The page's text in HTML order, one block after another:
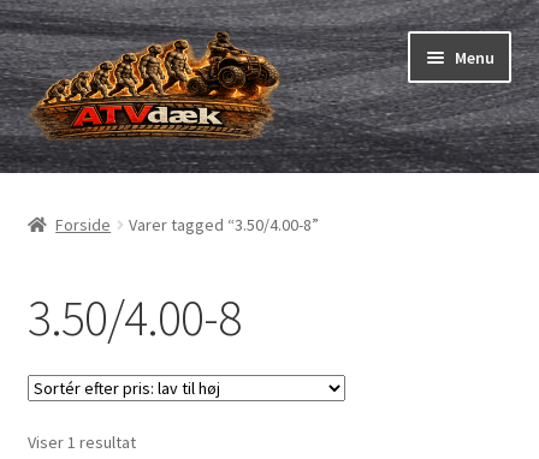
Spring
til
navigation
Spring
til
indhold
Menu
ATV-dæk
Udfold
Karting
Vejledning
Forside Varer tagged “3.50/4.00-8”
3.50/4.00-8
Viser 1 resultat